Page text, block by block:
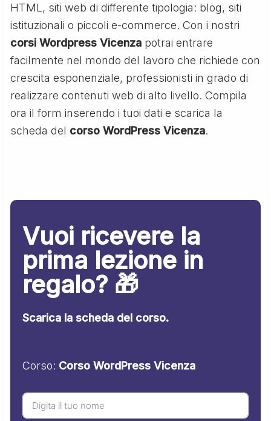
HTML, siti web di differente tipologia: blog, siti
istituzionali o piccoli e-commerce. Con i nostri
corsi Wordpress Vicenza potrai entrare
facilmente nel mondo del lavoro che richiede con
crescita esponenziale, professionisti in grado di
realizzare contenuti web di alto livello. Compila
ora il form inserendo i tuoi dati e scarica la
scheda del corso WordPress Vicenza.
Vuoi ricevere la
prima lezione in
regalo? 🎁
Scarica la scheda del corso.
Corso: Corso WordPress Vicenza